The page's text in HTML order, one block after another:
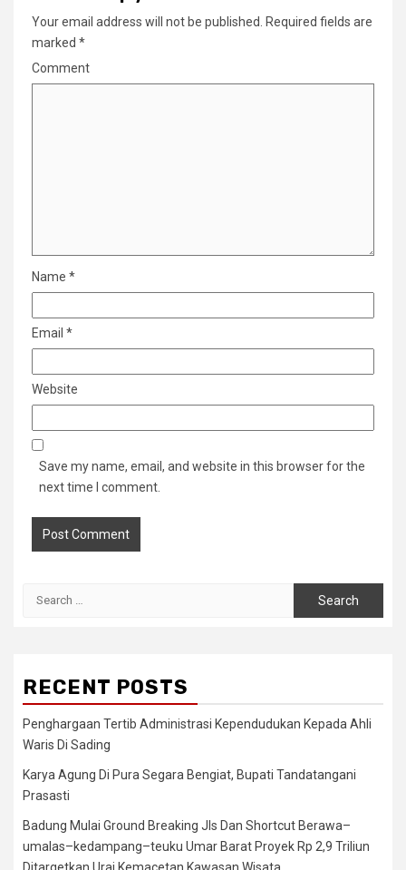
Your email address will not be published.
Required fields are
marked *
Comment
Name *
Email *
Website
Save my name, email, and website in this browser for the
next time I comment.
RECENT POSTS
Penghargaan Tertib Administrasi Kependudukan Kepada Ahli
Waris Di Sading
Karya Agung Di Pura Segara Bengiat, Bupati Tandatangani
Prasasti
Badung Mulai Ground Breaking Jls Dan Shortcut Berawa–
umalas–kedampang–teuku Umar Barat Proyek Rp 2,9 Triliun
Ditargetkan Urai Kemacetan Kawasan Wisata